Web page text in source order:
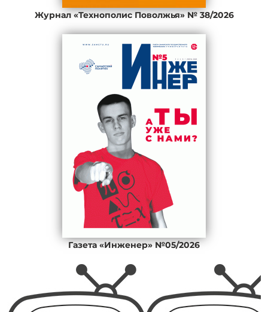
Журнал «Технополис Поволжья» № 38/2026
Газета «Инженер» №05/2026